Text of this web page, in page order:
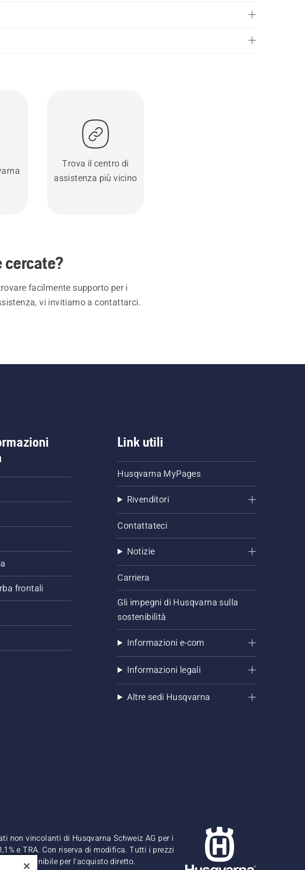
Trova il centro di
assistenza più vicino
cercate?
facilmente supporto per i
vi invitiamo a contattarci.
frontali
Link utili
Husqvarna MyPages
Rivenditori
Contattateci
Notizie
Carriera
Gli impegni di Husqvarna sulla
sostenibilità
Informazioni e-com
Informazioni legali
Altre sedi Husqvarna
non vincolanti di Husqvarna Schweiz AG per i
e TRA. Con riserva di modifica. Tutti i prezzi
sia disponibile per l'acquisto diretto.